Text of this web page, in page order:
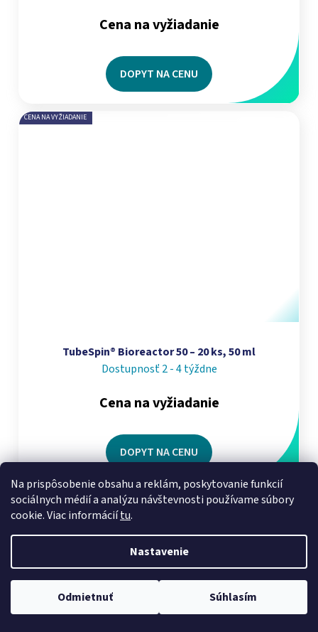
Na prispôsobenie obsahu a reklám, poskytovanie funkcií
sociálnych médií a analýzu návštevnosti používame súbory
cookie. Viac informáciítu.
Nastavenie
Odmietnuť Súhlasím
Cena na vyžiadanie
DOPYT NA CENU
CENA NA VYŽIADANIE
TubeSpin® Bioreactor 50 – 20 ks, 50 ml
Dostupnosť 2 - 4 týždne
Cena na vyžiadanie
DOPYT NA CENU
CENA NA VYŽIADANIE